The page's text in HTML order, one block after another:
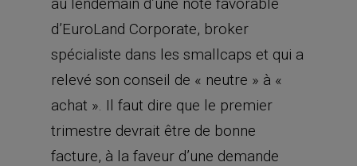
d’EuroLand Corporate, broker
spécialiste dans les smallcaps et qui a
relevé son conseil de « neutre » à «
achat ». Il faut dire que le premier
trimestre devrait être de bonne
facture, à la faveur d’une demande